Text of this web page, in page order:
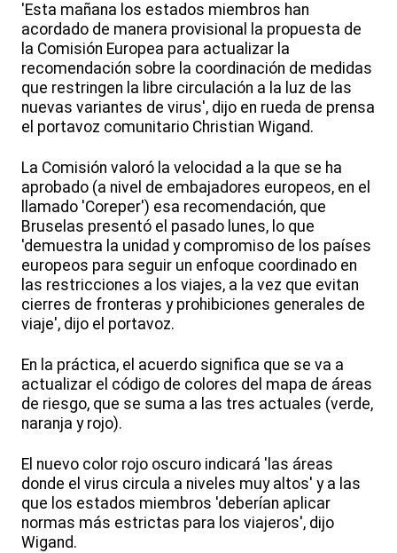
'Esta mañana los estados miembros han
acordado de manera provisional la propuesta de
la Comisión Europea para actualizar la
recomendación sobre la coordinación de medidas
que restringen la libre circulación a la luz de las
nuevas variantes de virus', dijo en rueda de prensa
el portavoz comunitario Christian Wigand.
La Comisión valoró la velocidad a la que se ha
aprobado (a nivel de embajadores europeos, en el
llamado 'Coreper') esa recomendación, que
Bruselas presentó el pasado lunes, lo que
'demuestra la unidad y compromiso de los países
europeos para seguir un enfoque coordinado en
las restricciones a los viajes, a la vez que evitan
cierres de fronteras y prohibiciones generales de
viaje', dijo el portavoz.
En la práctica, el acuerdo significa que se va a
actualizar el código de colores del mapa de áreas
de riesgo, que se suma a las tres actuales (verde,
naranja y rojo).
El nuevo color rojo oscuro indicará 'las áreas
donde el virus circula a niveles muy altos' y a las
que los estados miembros 'deberían aplicar
normas más estrictas para los viajeros', dijo
Wigand.